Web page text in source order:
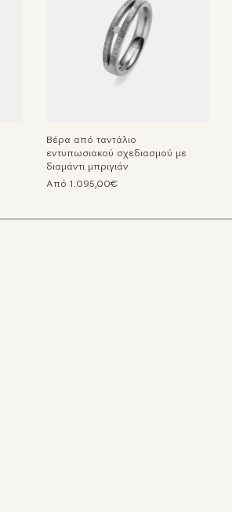
Βέρα από ταντάλιο
εντυπωσιακού σχεδιασμού με
διαμάντι μπριγιάν
Από 1.095,00€